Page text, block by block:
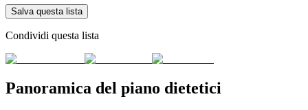
Salva questa lista
Condividi questa lista
Panoramica del piano dietetici